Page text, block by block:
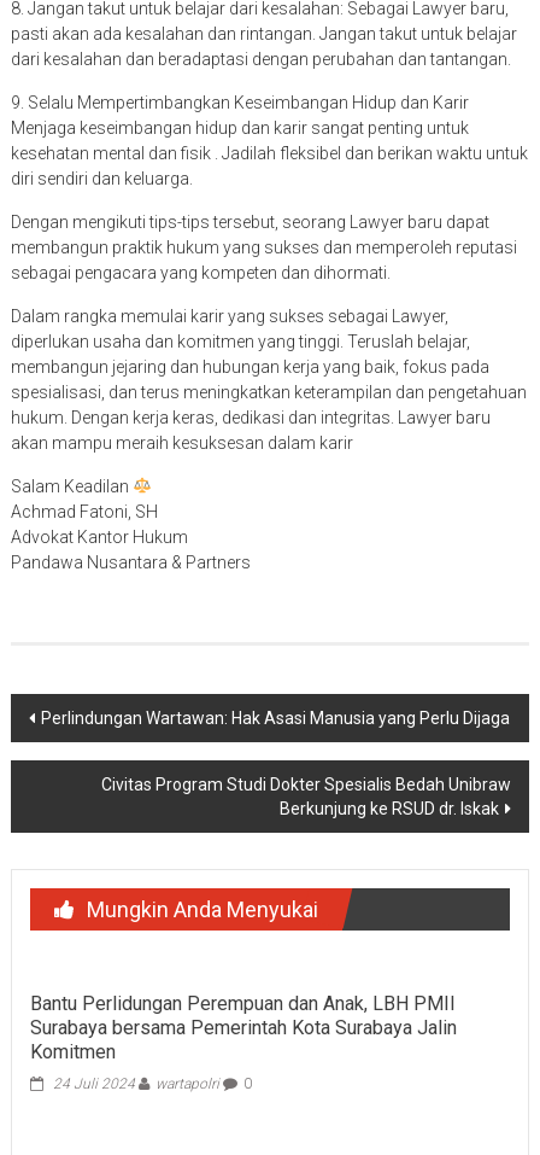
8. Jangan takut untuk belajar dari kesalahan: Sebagai Lawyer baru,
pasti akan ada kesalahan dan rintangan. Jangan takut untuk belajar
dari kesalahan dan beradaptasi dengan perubahan dan tantangan.
9. Selalu Mempertimbangkan Keseimbangan Hidup dan Karir
Menjaga keseimbangan hidup dan karir sangat penting untuk
kesehatan mental dan fisik . Jadilah fleksibel dan berikan waktu untuk
diri sendiri dan keluarga.
Dengan mengikuti tips-tips tersebut, seorang Lawyer baru dapat
membangun praktik hukum yang sukses dan memperoleh reputasi
sebagai pengacara yang kompeten dan dihormati.
Dalam rangka memulai karir yang sukses sebagai Lawyer,
diperlukan usaha dan komitmen yang tinggi. Teruslah belajar,
membangun jejaring dan hubungan kerja yang baik, fokus pada
spesialisasi, dan terus meningkatkan keterampilan dan pengetahuan
hukum. Dengan kerja keras, dedikasi dan integritas. Lawyer baru
akan mampu meraih kesuksesan dalam karir
Salam Keadilan
Achmad Fatoni, SH
Advokat Kantor Hukum
Pandawa Nusantara & Partners
Navigasi
pos
Perlindungan Wartawan: Hak Asasi Manusia yang Perlu Dijaga
Civitas Program Studi Dokter Spesialis Bedah Unibraw
Berkunjung ke RSUD dr. Iskak
Mungkin Anda Menyukai
Bantu Perlidungan Perempuan dan Anak, LBH PMII
Surabaya bersama Pemerintah Kota Surabaya Jalin
Komitmen
24 Juli 2024 wartapolri 0